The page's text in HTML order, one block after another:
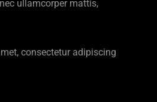
ullamcorper mattis,
consectetur adipiscing